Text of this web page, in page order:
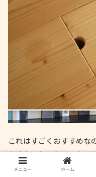
これはすごくおすすめな
たくないというメーカー
メニュー ホーム